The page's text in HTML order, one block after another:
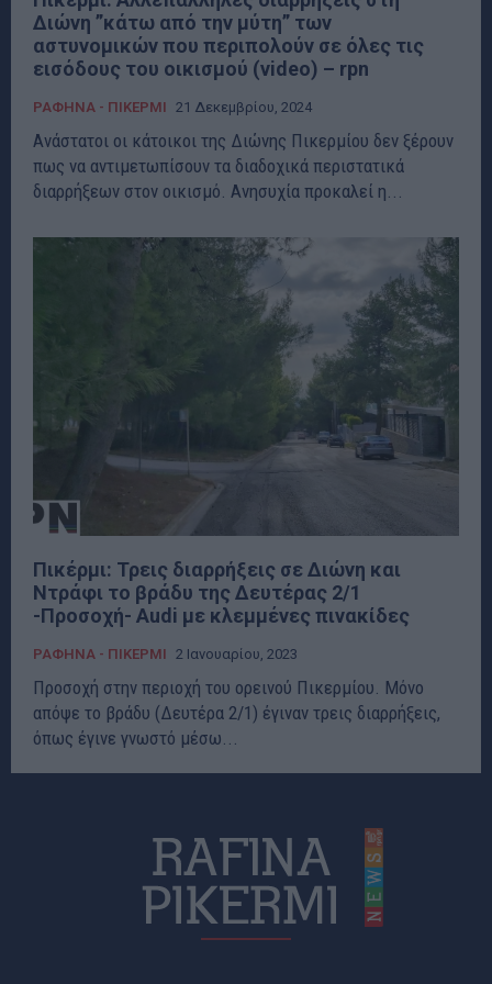
Διώνη ”κάτω από την μύτη” των
αστυνομικών που περιπολούν σε όλες τις
εισόδους του οικισμού (video) – rpn
ΡΑΦΗΝΑ - ΠΙΚΕΡΜΙ 21 Δεκεμβρίου, 2024
Ανάστατοι οι κάτοικοι της Διώνης Πικερμίου δεν ξέρουν
πως να αντιμετωπίσουν τα διαδοχικά περιστατικά
διαρρήξεων στον οικισμό. Ανησυχία προκαλεί η...
Πικέρμι: Τρεις διαρρήξεις σε Διώνη και
Ντράφι το βράδυ της Δευτέρας 2/1
-Προσοχή- Audi με κλεμμένες πινακίδες
ΡΑΦΗΝΑ - ΠΙΚΕΡΜΙ 2 Ιανουαρίου, 2023
Προσοχή στην περιοχή του ορεινού Πικερμίου. Μόνο
απόψε το βράδυ (Δευτέρα 2/1) έγιναν τρεις διαρρήξεις,
όπως έγινε γνωστό μέσω...